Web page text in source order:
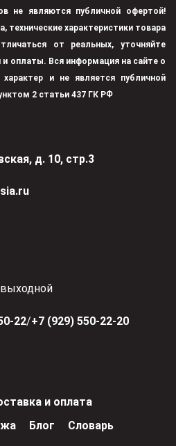
не являются публичной офертой!
технические характеристики товара
от реальных, уточняйте
оплаты. Вся информация на сайте о
и не является публичной
2 статьи 437 ГК РФ
д. 10, стр.3
22/+7 (929) 550-22-20
и оплата
Блог Словарь